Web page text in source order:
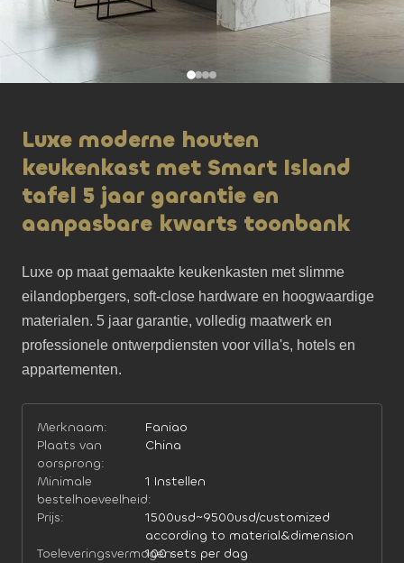
Luxe moderne houten
keukenkast met Smart Island
tafel 5 jaar garantie en
aanpasbare kwarts toonbank
Luxe op maat gemaakte keukenkasten met slimme
eilandopbergers, soft-close hardware en hoogwaardige
materialen. 5 jaar garantie, volledig maatwerk en
professionele ontwerpdiensten voor villa's, hotels en
appartementen.
Merknaam:
Faniao
Plaats van
oorsprong:
China
Minimale
bestelhoeveelheid:
1 Instellen
Prijs:
1500usd~9500usd/customized
according to material&dimension
Toeleveringsvermogen:100 sets per dag